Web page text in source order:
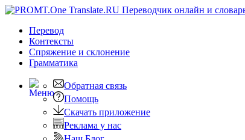
Перевод
Контексты
Спряжение и склонение
Грамматика
Обратная связь
Помощь
Скачать приложение
Реклама у нас